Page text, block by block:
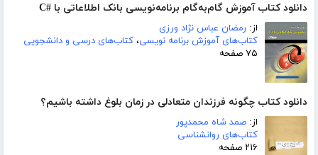
دانلود کتاب آموزش گام‌به‌گام برنامه‌نویسی بانک اطلاعاتی با #C
از: رمضان عباس نژاد ورزی
کتاب‌های آموزش برنامه نویسی، کتاب‌های درسی و دانشجویی
۷۵ صفحه
دانلود کتاب چگونه فرزندان متعادلی در زمان بلوغ داشته باشیم؟
از: صمد شاه محمدپور
کتاب‌های روانشناسی
۲۱۶ صفحه